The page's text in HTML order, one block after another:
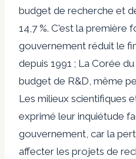
budget de recherche et
14,7 %. C'est la première
gouvernement réduit le
depuis 1991 ; La Corée du
budget de R&D, même
Les milieux scientifiques
exprimé leur inquiétude
gouvernement, car la
affecter les projets de